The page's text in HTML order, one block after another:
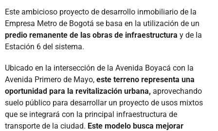
Este ambicioso proyecto de desarrollo inmobiliario de la
Empresa Metro de Bogotá se basa en la utilización de un
predio remanente de las obras de infraestructura y de la
Estación 6 del sistema.
Ubicado en la intersección de la Avenida Boyacá con la
Avenida Primero de Mayo, este terreno representa una
oportunidad para la revitalización urbana, aprovechando
suelo público para desarrollar un proyecto de usos mixtos
que se integrará con la principal infraestructura de
transporte de la ciudad. Este modelo busca mejorar